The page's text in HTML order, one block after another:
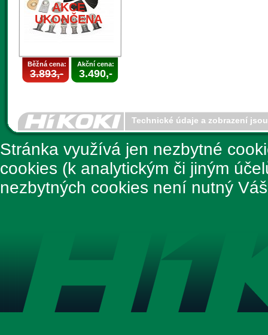
AKCE
UKONČENA
Běžná cena:
3.893,-
Akční cena:
3.490,-
Technické údaje a zobrazení
Stránka využívá jen nezbytné
cookies (k analytickým či jiným
nezbytných cookies není nutný